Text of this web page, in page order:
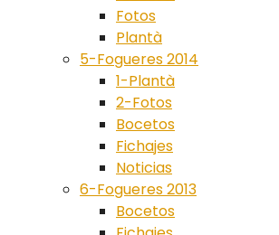
Fotos
Plantà
5-Fogueres 2014
1-Plantà
2-Fotos
Bocetos
Fichajes
Noticias
6-Fogueres 2013
Bocetos